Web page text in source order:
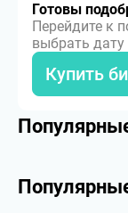
Готовы
Перейдите к
выбрать дату
Купить